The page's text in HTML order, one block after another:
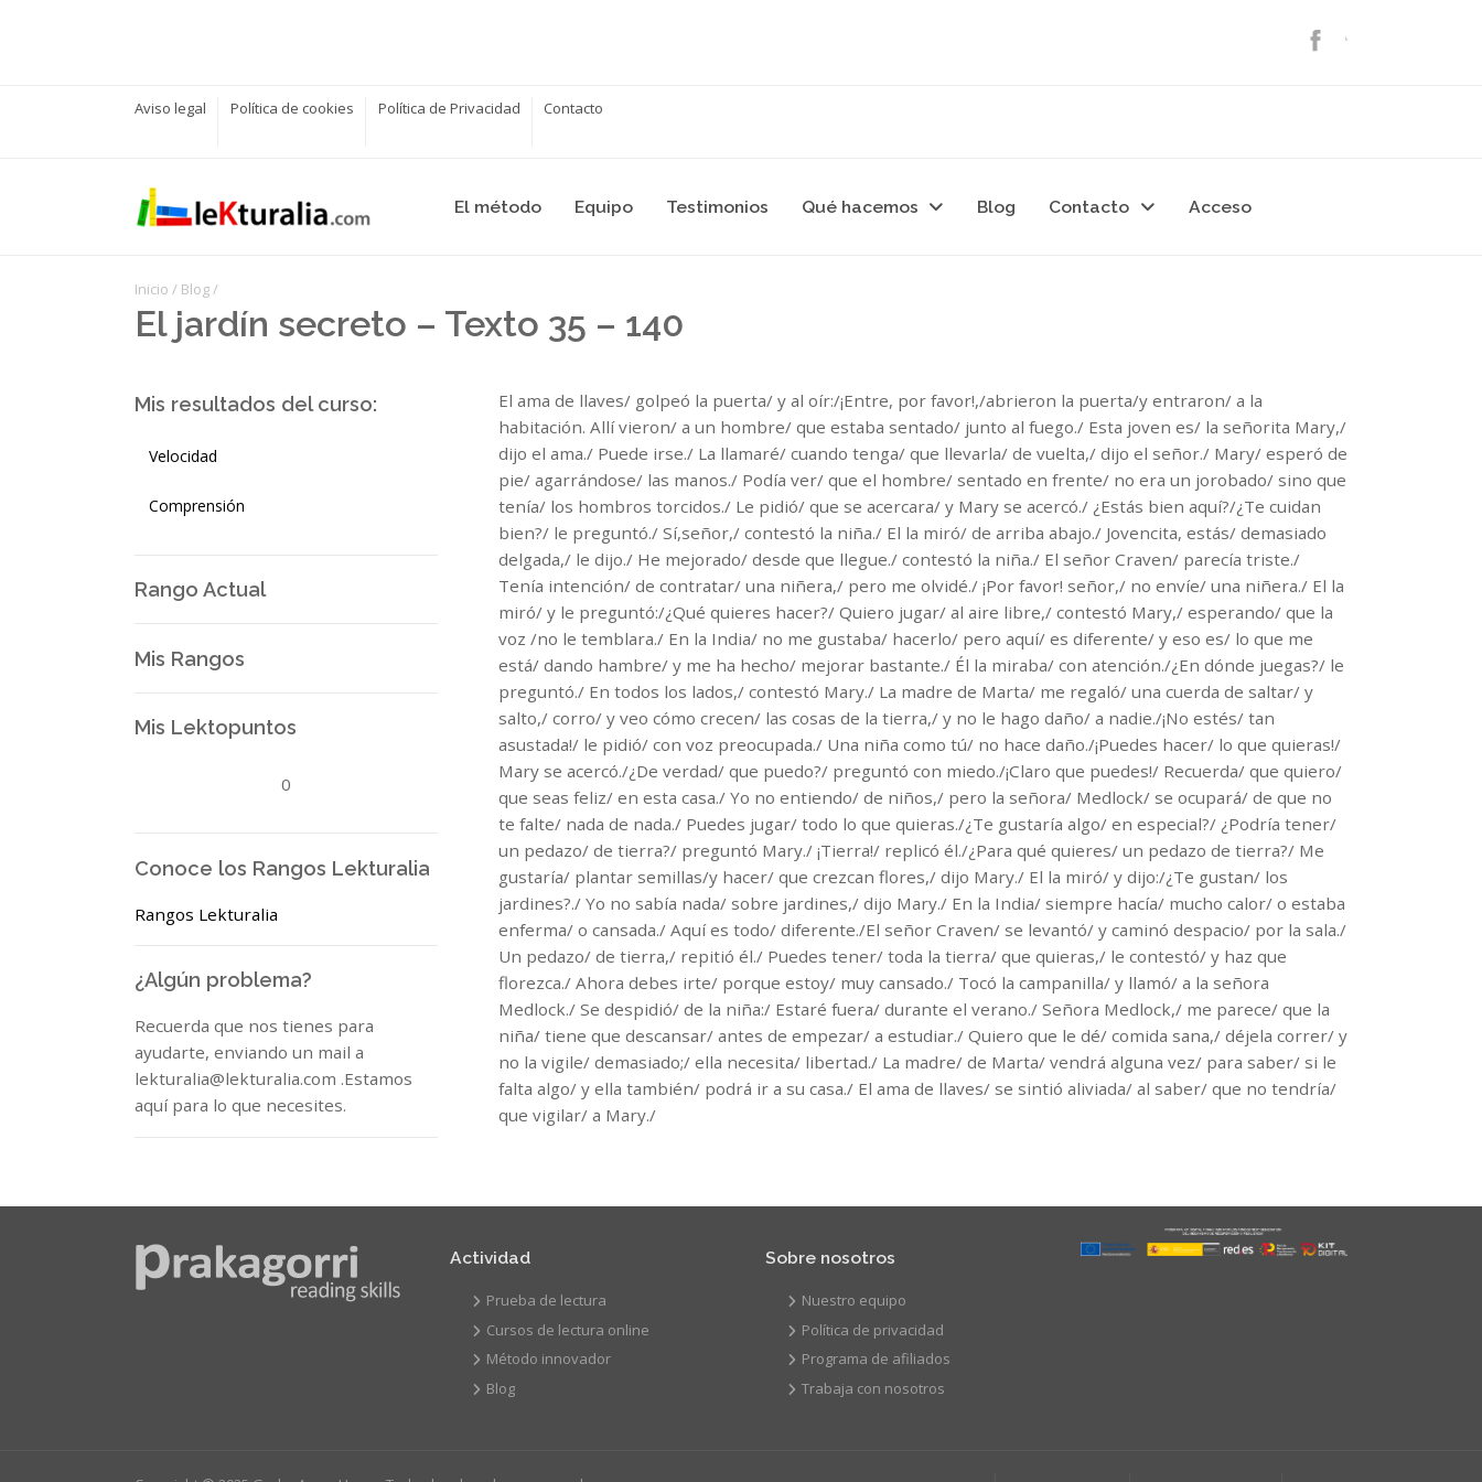
Aviso legal Política de cookies Política de Privacidad Contacto
El método Equipo Testimonios Qué hacemos Blog Contacto Acceso
Inicio / Blog/
El jardín secreto – Texto 35 – 140
El ama de llaves/ golpeó la puerta/ y al oír:/¡Entre, por favor!,/abrieron la puerta/y entraron/ a la
habitación. Allí vieron/ a un hombre/ que estaba sentado/ junto al fuego./ Esta joven es/ la señorita Mary,/
dijo el ama./ Puede irse./ La llamaré/ cuando tenga/ que llevarla/ de vuelta,/ dijo el señor./ Mary/ esperó de
pie/ agarrándose/ las manos./ Podía ver/ que el hombre/ sentado en frente/ no era un jorobado/ sino que
tenía/ los hombros torcidos./ Le pidió/ que se acercara/ y Mary se acercó./ ¿Estás bien aquí?/¿Te cuidan
bien?/ le preguntó./ Sí,señor,/ contestó la niña./ El la miró/ de arriba abajo./ Jovencita, estás/ demasiado
delgada,/ le dijo./ He mejorado/ desde que llegue./ contestó la niña./ El señor Craven/ parecía triste./
Tenía intención/ de contratar/ una niñera,/ pero me olvidé./ ¡Por favor! señor,/ no envíe/ una niñera./ El la
miró/ y le preguntó:/¿Qué quieres hacer?/ Quiero jugar/ al aire libre,/ contestó Mary,/ esperando/ que la
voz /no le temblara./ En la India/ no me gustaba/ hacerlo/ pero aquí/ es diferente/ y eso es/ lo que me
está/ dando hambre/ y me ha hecho/ mejorar bastante./ Él la miraba/ con atención./¿En dónde juegas?/ le
preguntó./ En todos los lados,/ contestó Mary./ La madre de Marta/ me regaló/ una cuerda de saltar/ y
salto,/ corro/ y veo cómo crecen/ las cosas de la tierra,/ y no le hago daño/ a nadie./¡No estés/ tan
asustada!/ le pidió/ con voz preocupada./ Una niña como tú/ no hace daño./¡Puedes hacer/ lo que quieras!/
Mary se acercó./¿De verdad/ que puedo?/ preguntó con miedo./¡Claro que puedes!/ Recuerda/ que quiero/
que seas feliz/ en esta casa./ Yo no entiendo/ de niños,/ pero la señora/ Medlock/ se ocupará/ de que no
te falte/ nada de nada./ Puedes jugar/ todo lo que quieras./¿Te gustaría algo/ en especial?/ ¿Podría tener/
un pedazo/ de tierra?/ preguntó Mary./ ¡Tierra!/ replicó él./¿Para qué quieres/ un pedazo de tierra?/ Me
gustaría/ plantar semillas/y hacer/ que crezcan flores,/ dijo Mary./ El la miró/ y dijo:/¿Te gustan/ los
jardines?./ Yo no sabía nada/ sobre jardines,/ dijo Mary./ En la India/ siempre hacía/ mucho calor/ o estaba
enferma/ o cansada./ Aquí es todo/ diferente./El señor Craven/ se levantó/ y caminó despacio/ por la sala./
Un pedazo/ de tierra,/ repitió él./ Puedes tener/ toda la tierra/ que quieras,/ le contestó/ y haz que
florezca./ Ahora debes irte/ porque estoy/ muy cansado./ Tocó la campanilla/ y llamó/ a la señora
Medlock./ Se despidió/ de la niña:/ Estaré fuera/ durante el verano./ Señora Medlock,/ me parece/ que la
niña/ tiene que descansar/ antes de empezar/ a estudiar./ Quiero que le dé/ comida sana,/ déjela correr/ y
no la vigile/ demasiado;/ ella necesita/ libertad./ La madre/ de Marta/ vendrá alguna vez/ para saber/ si le
falta algo/ y ella también/ podrá ir a su casa./ El ama de llaves/ se sintió aliviada/ al saber/ que no tendría/
que vigilar/ a Mary./
Mis resultados del curso:
Velocidad
Comprensión
Rango Actual
Mis Rangos
Mis Lektopuntos
0
Conoce los Rangos Lekturalia
Rangos Lekturalia
¿Algún problema?
Recuerda que nos tienes para
ayudarte, enviando un mail a
lekturalia@lekturalia.com .Estamos
aquí para lo que necesites.
Actividad
Prueba de lectura
Cursos de lectura online
Método innovador
Blog
Sobre nosotros
Nuestro equipo
Política de privacidad
Programa de afiliados
Trabaja con nosotros